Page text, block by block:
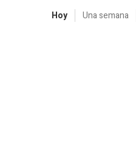
Hoy Una semana